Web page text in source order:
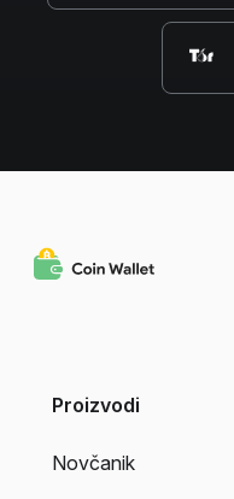
Proizvodi
Novčanik